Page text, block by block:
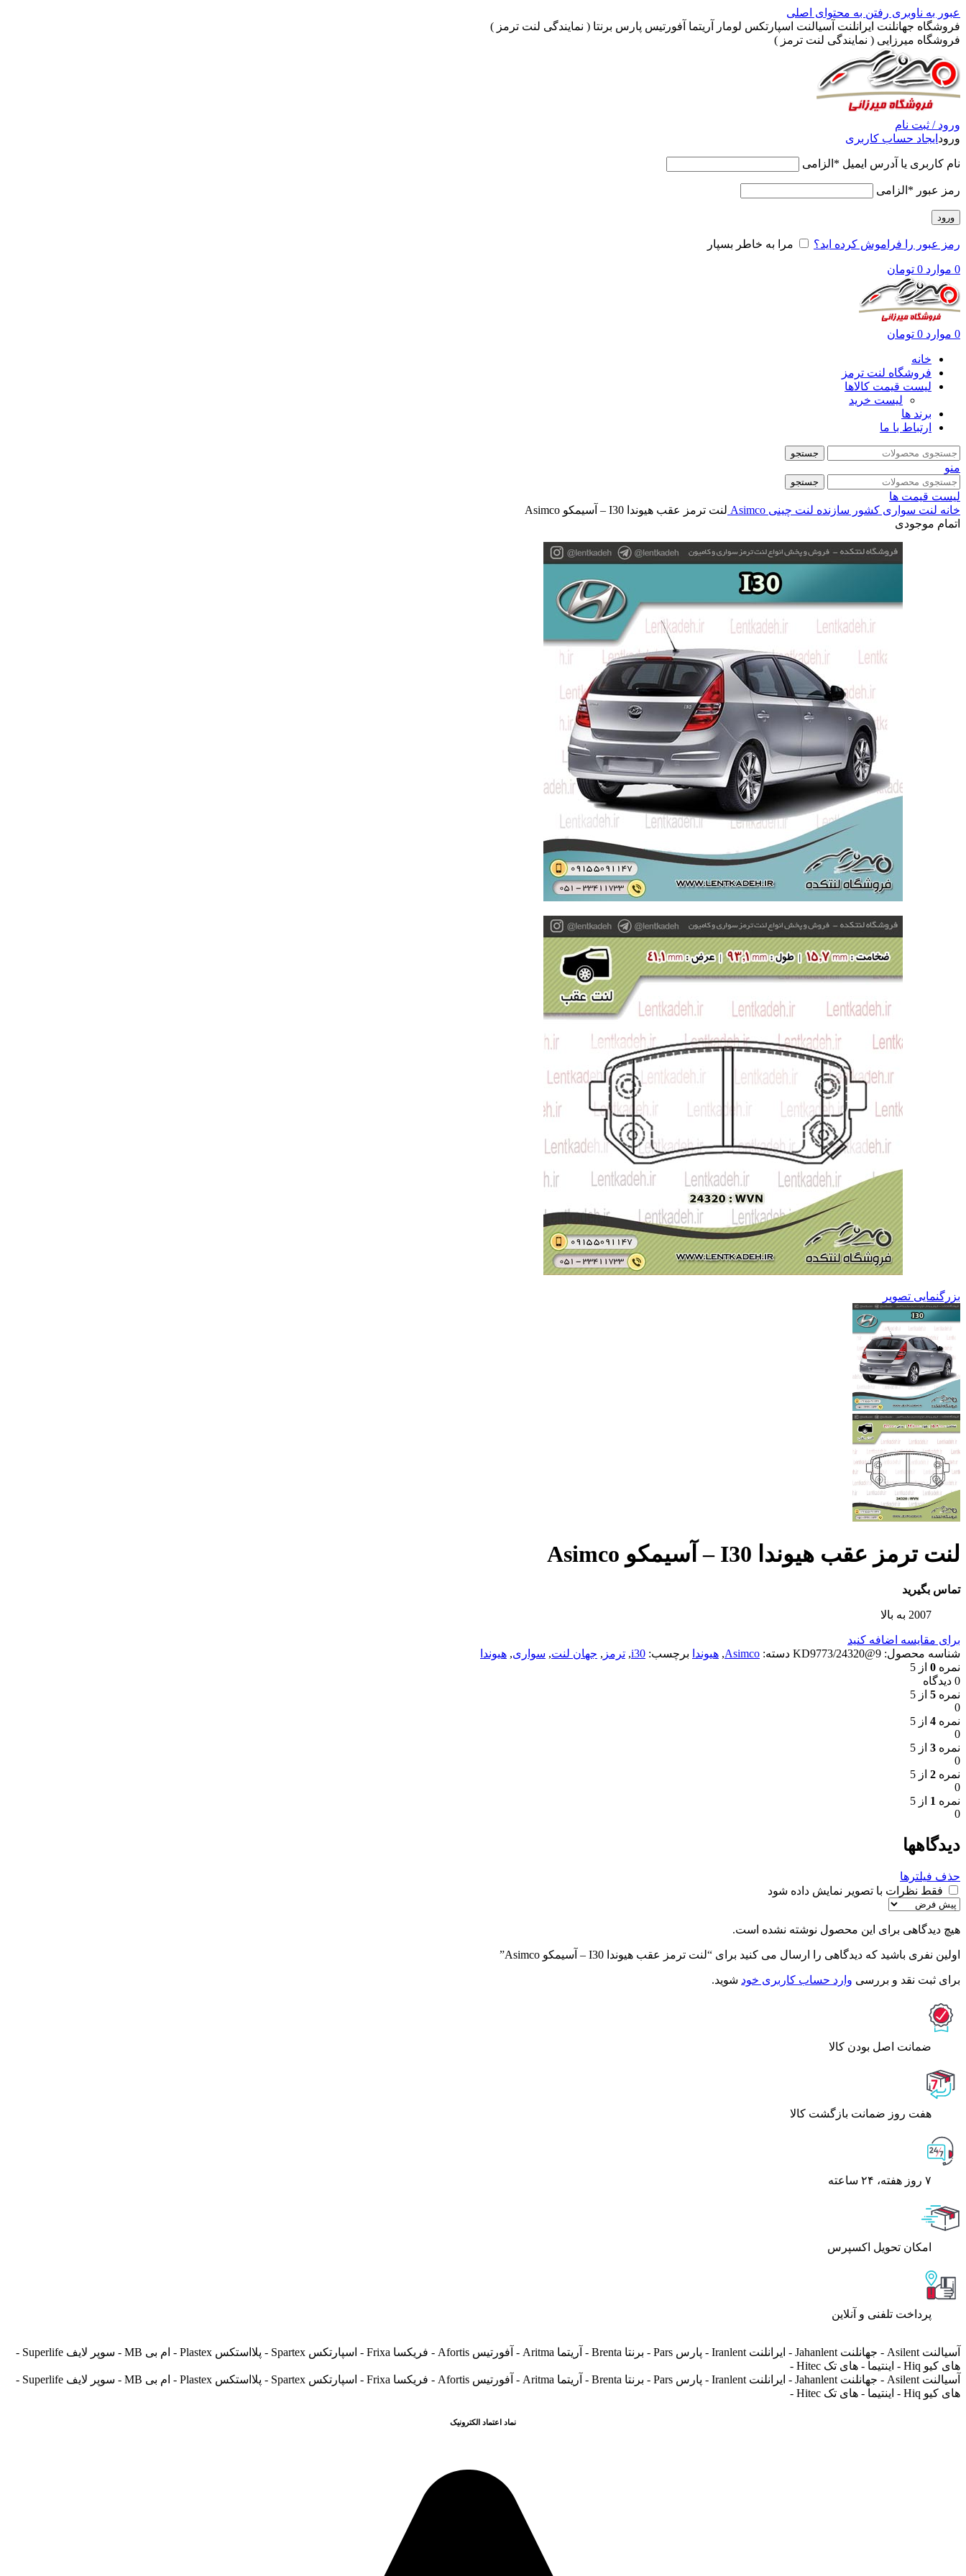
عبور به ناوبری رفتن به محتوای اصلی
فروشگاه جهانلنت ایرانلنت آسیالنت اسپارتکس لومار آریتما آفورتیس پارس برنتا ( نمایندگی لنت ترمز )
فروشگاه میرزایی ( نمایندگی لنت ترمز )
ورود / ثبت نام
ورود ایجاد حساب کاربری
نام کاربری یا آدرس ایمیل * الزامی
رمز عبور * الزامی
ورود
رمز عبور را فراموش کرده اید؟ مرا به خاطر بسپار
0 موارد 0 تومان
0 موارد 0 تومان
خانه
فروشگاه لنت ترمز
لیست قیمت کالاها
لیست خرید
برند ها
ارتباط با ما
جستجو
منو
جستجو
لیست قیمت ها
خانه لنت سواری کشور سازنده لنت چینی Asimco لنت ترمز عقب هیوندا I30 – آسیمکو Asimco
اتمام موجودی
بزرگنمایی تصویر
لنت ترمز عقب هیوندا I30 – آسیمکو Asimco
تماس بگیرید
2007 به بالا
برای مقایسه اضافه کنید
شناسه محصول: 9@24320/KD9773 دسته: Asimco
, هیوندا برچسب: i30
, ترمز , جهان لنت, سواری, هیوندا
نمره 0 از 5
0 دیدگاه
نمره 5 از 5
0
نمره 4 از 5
0
نمره 3 از 5
0
نمره 2 از 5
0
نمره 1 از 5
0
دیدگاهها
حذف فیلترها
فقط نظرات با تصویر نمایش داده شود
هیچ دیدگاهی برای این محصول نوشته نشده است.
اولین نفری باشید که دیدگاهی را ارسال می کنید برای “لنت ترمز عقب هیوندا I30 – آسیمکو Asimco”
برای ثبت نقد و بررسی وارد حساب کاربری خود شوید.
ﺿﻤﺎﻧﺖ اﺻﻞ ﺑﻮدن ﮐﺎﻟﺎ
هفت روز ضمانت بازگشت کالا
۷ روز ﻫﻔﺘﻪ، ۲۴ ﺳﺎﻋﺘﻪ
اﻣﮑﺎن ﺗﺤﻮﯾﻞ اﮐﺴﭙﺮس
پرداخت تلفنی و آنلاین
آسیالنت Asilent - جهانلنت Jahanlent - ایرانلنت Iranlent - پارس Pars - برنتا Brenta - آریتما Aritma - آفورتیس Afortis - فریکسا Frixa - اسپارتکس Spartex - پلااستکس Plastex - ام بی MB - سوپر لایف Superlife -
های کیو Hiq - اینتیما - های تک Hitec -
آسیالنت Asilent - جهانلنت Jahanlent - ایرانلنت Iranlent - پارس Pars - برنتا Brenta - آریتما Aritma - آفورتیس Afortis - فریکسا Frixa - اسپارتکس Spartex - پلااستکس Plastex - ام بی MB - سوپر لایف Superlife -
های کیو Hiq - اینتیما - های تک Hitec -
نماد اعتماد الکترونیک